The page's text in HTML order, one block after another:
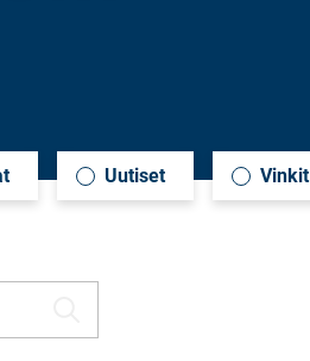
Uutiset Vinkit